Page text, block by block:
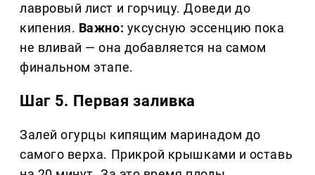
лавровый лист и горчицу. Доведи до
кипения. Важно: уксусную эссенцию пока
не вливай — она добавляется на самом
финальном этапе.
Шаг 5. Первая заливка
Залей огурцы кипящим маринадом до
самого верха. Прикрой крышками и оставь